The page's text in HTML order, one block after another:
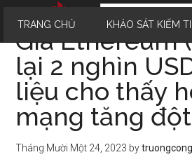
TRANG CHỦ KHẢO SÁT KIẾM
Giá Ethereum
lại 2 nghìn
liệu cho thấy
mạng tăng
Tháng Mười Một 24, 2023 by